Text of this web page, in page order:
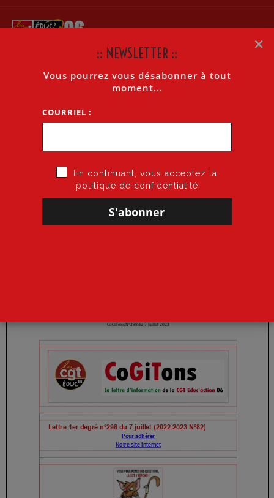
COGITONS N°298 DU 7 JUILLET 2023
Accueil»CoGiTons N°298 du 7 juillet 2023
COGITONS N°298 DU 7 JUILLET 2023
×
:: NEWSLETTER ::
Vous pourrez vous désabonner à tout
moment...
COURRIEL :
En continuant, vous acceptez la
politique de confidentialité